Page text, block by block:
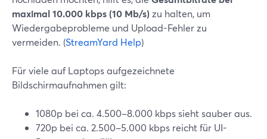
maximal 10.000 kbps (10 Mb/s) zu halten, um
Wiedergabeprobleme und Upload-Fehler zu
vermeiden. (StreamYard Help)
Für viele auf Laptops aufgezeichnete
Bildschirmaufnahmen gilt:
1080p bei ca. 4.500–8.000 kbps sieht sauber aus.
720p bei ca. 2.500–5.000 kbps reicht für UI-